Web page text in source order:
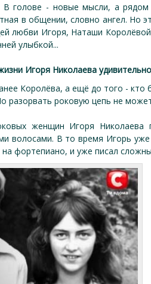
В голове - новые мысли, а
в общении, словно ангел. Но
любви Игоря, Наташи
улыбкой...
Игоря Николаева
Королёва, а ещё до того -
разорвать роковую цепь не
женщин Игоря Николаева
волосами. В то время Игорь
на фортепиано, и уже писал